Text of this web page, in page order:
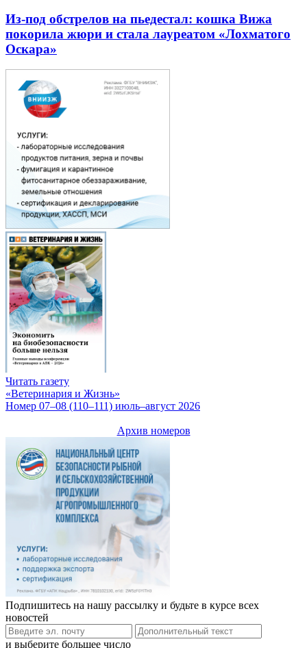
Из-под обстрелов на пьедестал: кошка Вижа
покорила жюри и стала лауреатом «Лохматого
Оскара»
Читать газету
«Ветеринария и Жизнь»
Номер 07–08 (110–111) июль–август 2026
Архив номеров
Подпишитесь на нашу рассылку и будьте в курсе всех
новостей
и выберите большее число